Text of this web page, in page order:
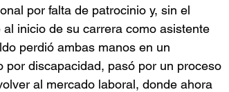
por falta de patrocinio y, sin el
inicio de su carrera como asistente
perdió ambas manos en un
discapacidad, pasó por un proceso
al mercado laboral, donde ahora